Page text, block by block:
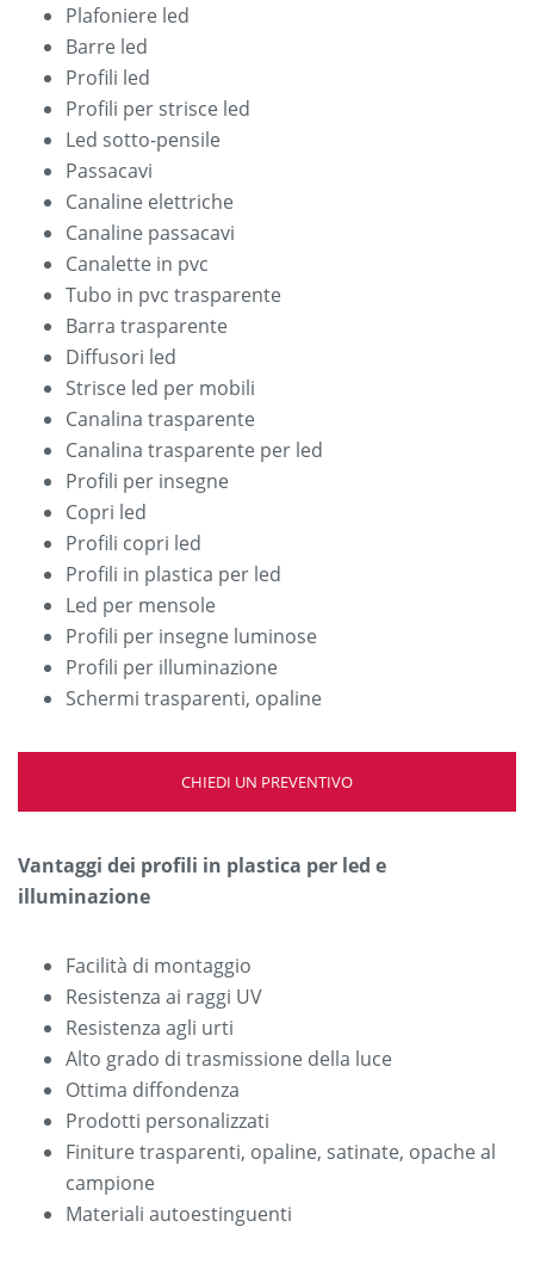
Plafoniere led
Barre led
Profili led
Profili per strisce led
Led sotto-pensile
Passacavi
Canaline elettriche
Canaline passacavi
Canalette in pvc
Tubo in pvc trasparente
Barra trasparente
Diffusori led
Strisce led per mobili
Canalina trasparente
Canalina trasparente per led
Profili per insegne
Copri led
Profili copri led
Profili in plastica per led
Led per mensole
Profili per insegne luminose
Profili per illuminazione
Schermi trasparenti, opaline
CHIEDI UN PREVENTIVO
Vantaggi dei profili in plastica per led e
illuminazione
Facilità di montaggio
Resistenza ai raggi UV
Resistenza agli urti
Alto grado di trasmissione della luce
Ottima diffondenza
Prodotti personalizzati
Finiture trasparenti, opaline, satinate, opache al
campione
Materiali autoestinguenti